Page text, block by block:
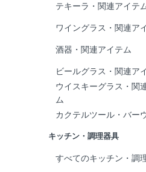
テキーラ・関連アイテ
ワイングラス・関連ア
酒器・関連アイテム
ビールグラス・関連ア
ウイスキーグラス・関
ム
カクテルツール・バー
キッチン・調理器具
すべてのキッチン・調